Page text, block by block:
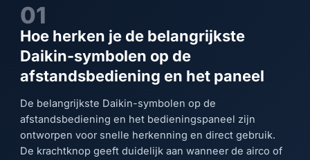
01
Hoe herken je de belangrijkste
Daikin-symbolen op de
afstandsbediening en het paneel
De belangrijkste Daikin-symbolen op de
afstandsbediening en het bedieningspaneel zijn
ontworpen voor snelle herkenning en direct gebruik.
De krachtknop geeft duidelijk aan wanneer de airco of